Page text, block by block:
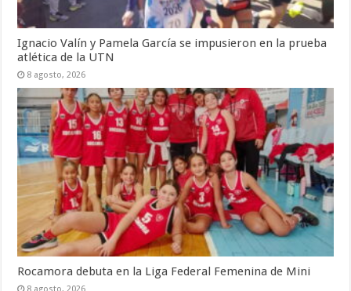
Ignacio Valín y Pamela García se impusieron en la prueba
atlética de la UTN
8 agosto, 2026
Rocamora debuta en la Liga Federal Femenina de Mini
8 agosto, 2026